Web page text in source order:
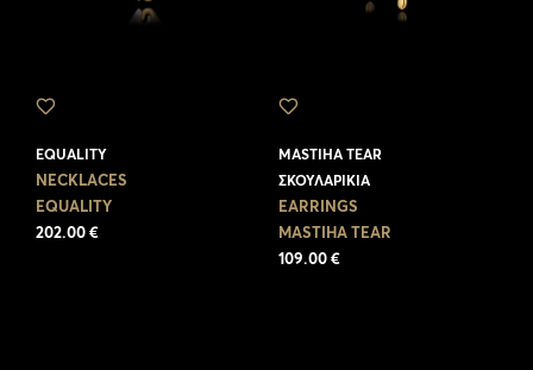
EQUALITY
NECKLACES
EQUALITY
202.00 €
MASTIHA TEAR
ΣΚΟΥΛΑΡΊΚΙΑ
EARRINGS
MASTIHA TEAR
109.00 €